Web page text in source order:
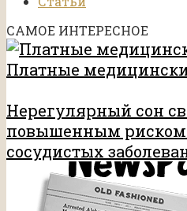
САМОЕ ИНТЕРЕСНОЕ
Платные
Нерегулярный сон
повышенным риском
сосудистых